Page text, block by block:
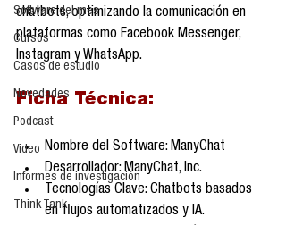
Software del mes
Cursos
Casos de estudio
Novedades
Podcast
Video
Informes de investigación
Think Tank
chatbots, optimizando la comunicación en
plataformas como Facebook Messenger,
Instagram y WhatsApp.
Ficha Técnica:
Nombre del Software: ManyChat
Desarrollador: ManyChat, Inc.
Tecnologías Clave: Chatbots basados
en flujos automatizados y IA.